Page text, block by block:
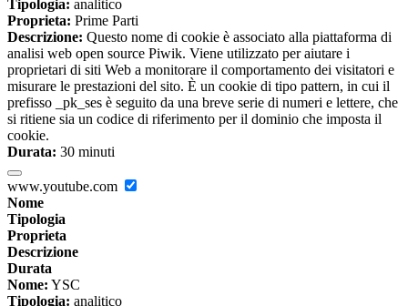
Tipologia: analitico
Proprieta: Prime Parti
Descrizione: Questo nome di cookie è associato alla piattaforma di
analisi web open source Piwik. Viene utilizzato per aiutare i
proprietari di siti Web a monitorare il comportamento dei visitatori e
misurare le prestazioni del sito. È un cookie di tipo pattern, in cui il
prefisso _pk_ses è seguito da una breve serie di numeri e lettere, che
si ritiene sia un codice di riferimento per il dominio che imposta il
cookie.
Durata: 30 minuti
www.youtube.com
Nome
Tipologia
Proprieta
Descrizione
Durata
Nome: YSC
Tipologia: analitico